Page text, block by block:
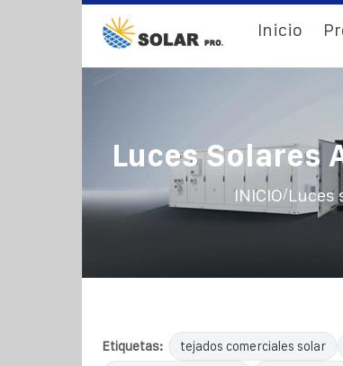
Inicio
Luces Solares
INICIO/Luces
Etiquetas: tejados comerciales solar